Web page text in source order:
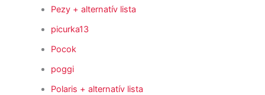
Pezy + alternatív lista
picurka13
Pocok
poggi
Polaris + alternatív lista